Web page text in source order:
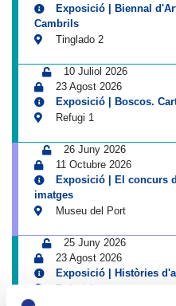
Exposició | Biennal
Cambrils
Tinglado 2
10 Juliol 2026
23 Agost 2026
Exposició | Boscos.
Refugi 1
26 Juny 2026
11 Octubre 2026
Exposició | El concurs
imatges
Museu del Port
25 Juny 2026
23 Agost 2026
Exposició | Històries
Refugi 1